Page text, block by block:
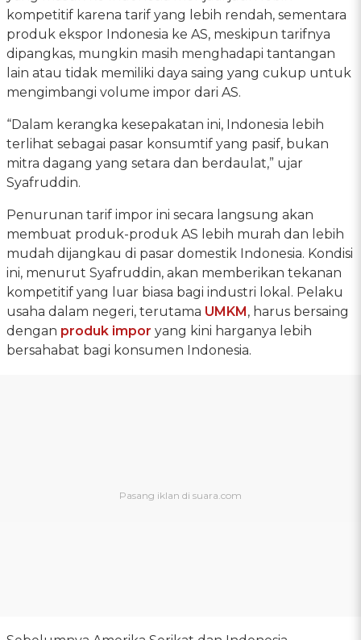
kompetitif karena tarif yang lebih rendah, sementara
produk ekspor Indonesia ke AS, meskipun tarifnya
dipangkas, mungkin masih menghadapi tantangan
lain atau tidak memiliki daya saing yang cukup untuk
mengimbangi volume impor dari AS.
“Dalam kerangka kesepakatan ini, Indonesia lebih
terlihat sebagai pasar konsumtif yang pasif, bukan
mitra dagang yang setara dan berdaulat,” ujar
Syafruddin.
Penurunan tarif impor ini secara langsung akan
membuat produk-produk AS lebih murah dan lebih
mudah dijangkau di pasar domestik Indonesia. Kondisi
ini, menurut Syafruddin, akan memberikan tekanan
kompetitif yang luar biasa bagi industri lokal. Pelaku
usaha dalam negeri, terutama UMKM, harus bersaing
dengan produk impor yang kini harganya lebih
bersahabat bagi konsumen Indonesia.